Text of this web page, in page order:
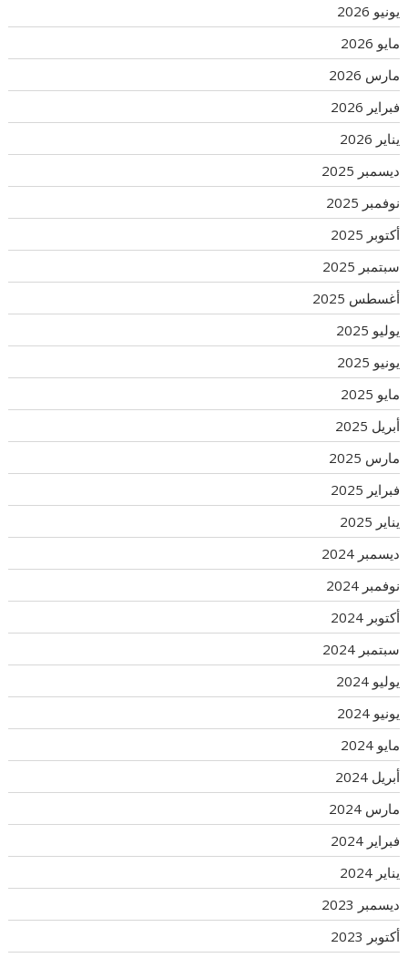
يونيو 2026
مايو 2026
مارس 2026
فبراير 2026
يناير 2026
ديسمبر 2025
نوفمبر 2025
أكتوبر 2025
سبتمبر 2025
أغسطس 2025
يوليو 2025
يونيو 2025
مايو 2025
أبريل 2025
مارس 2025
فبراير 2025
يناير 2025
ديسمبر 2024
نوفمبر 2024
أكتوبر 2024
سبتمبر 2024
يوليو 2024
يونيو 2024
مايو 2024
أبريل 2024
مارس 2024
فبراير 2024
يناير 2024
ديسمبر 2023
أكتوبر 2023